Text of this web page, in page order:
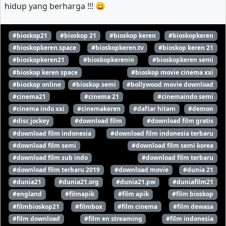
hidup yang berharga !!! 😀
#bioskop21 #bioskop 21 #bioskop keren
#bioskopkeren
#bioskopkeren.space
#bioskopkeren.tv
#bioskop keren 21
#bioskopkeren21
#bioskopkerenin
#bioskopkeren semi
#bioskop keren space
#bioskop movie cinema xxi
#bioskop online
#bioskop semi
#bollywood movie download
#cinema21
#cinema 21
#cinemaindo semi
#cinema indo xxi
#cinemakeren #daftar hitam
#demon
#disc jockey
#download film
#download film gratis
#download film indonesia
#download film indonesia terbaru
#download film semi
#download film semi korea
#download film sub indo
#download film terbaru
#download film terbaru 2019
#download movie
#dunia 21
#dunia21
#dunia21.org #dunia21.pw
#duniafilm21
#england
#filmapik #film apik
#film bioskop
#filmbioskop21
#filmbox #film cinema
#film dewasa
#film download
#film en streaming
#film indonesia